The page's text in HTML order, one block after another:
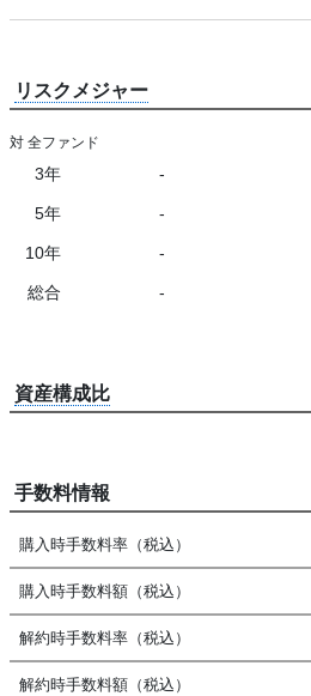
リスクメジャー
対 全ファンド
3年 -
5年 -
10年 -
総合 -
資産構成比
手数料情報
購入時手数料率（税込）
購入時手数料額（税込）
解約時手数料率（税込）
解約時手数料額（税込）